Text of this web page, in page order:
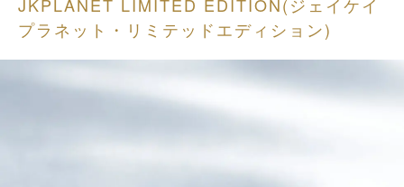
プラネット・リミテッドエディション)